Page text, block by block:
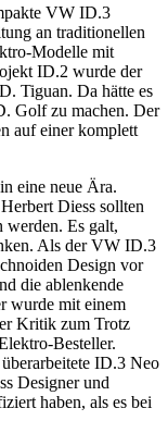
VW ID.3
an traditionellen
Modelle mit
ID.2 wurde der
Tiguan. Da hätte es
Golf zu machen. Der
auf einer komplett
eine neue Ära.
Diess sollten
werden. Es galt,
Als der VW ID.3
Design vor
die ablenkende
wurde mit einem
Kritik zum Trotz
Besteller.
ID.3 Neo
Designer und
haben, als es bei